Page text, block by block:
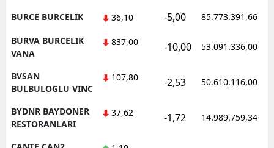
BURCE BURCELIK 36,10 -5,00 85.773.391,66
BURVA BURCELIK
VANA
837,00 -10,00 53.091.336,00
BVSAN
BULBULOGLU VINC
107,80 -2,53 50.610.116,00
BYDNR BAYDONER
RESTORANLARI
37,62 -1,72 14.989.759,34